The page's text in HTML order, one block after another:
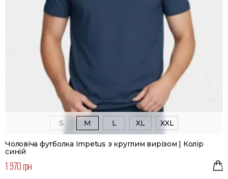
S M L XL XXL
Чоловіча футболка Impetus з круглим вирізом | Колір
синій
1 970 грн